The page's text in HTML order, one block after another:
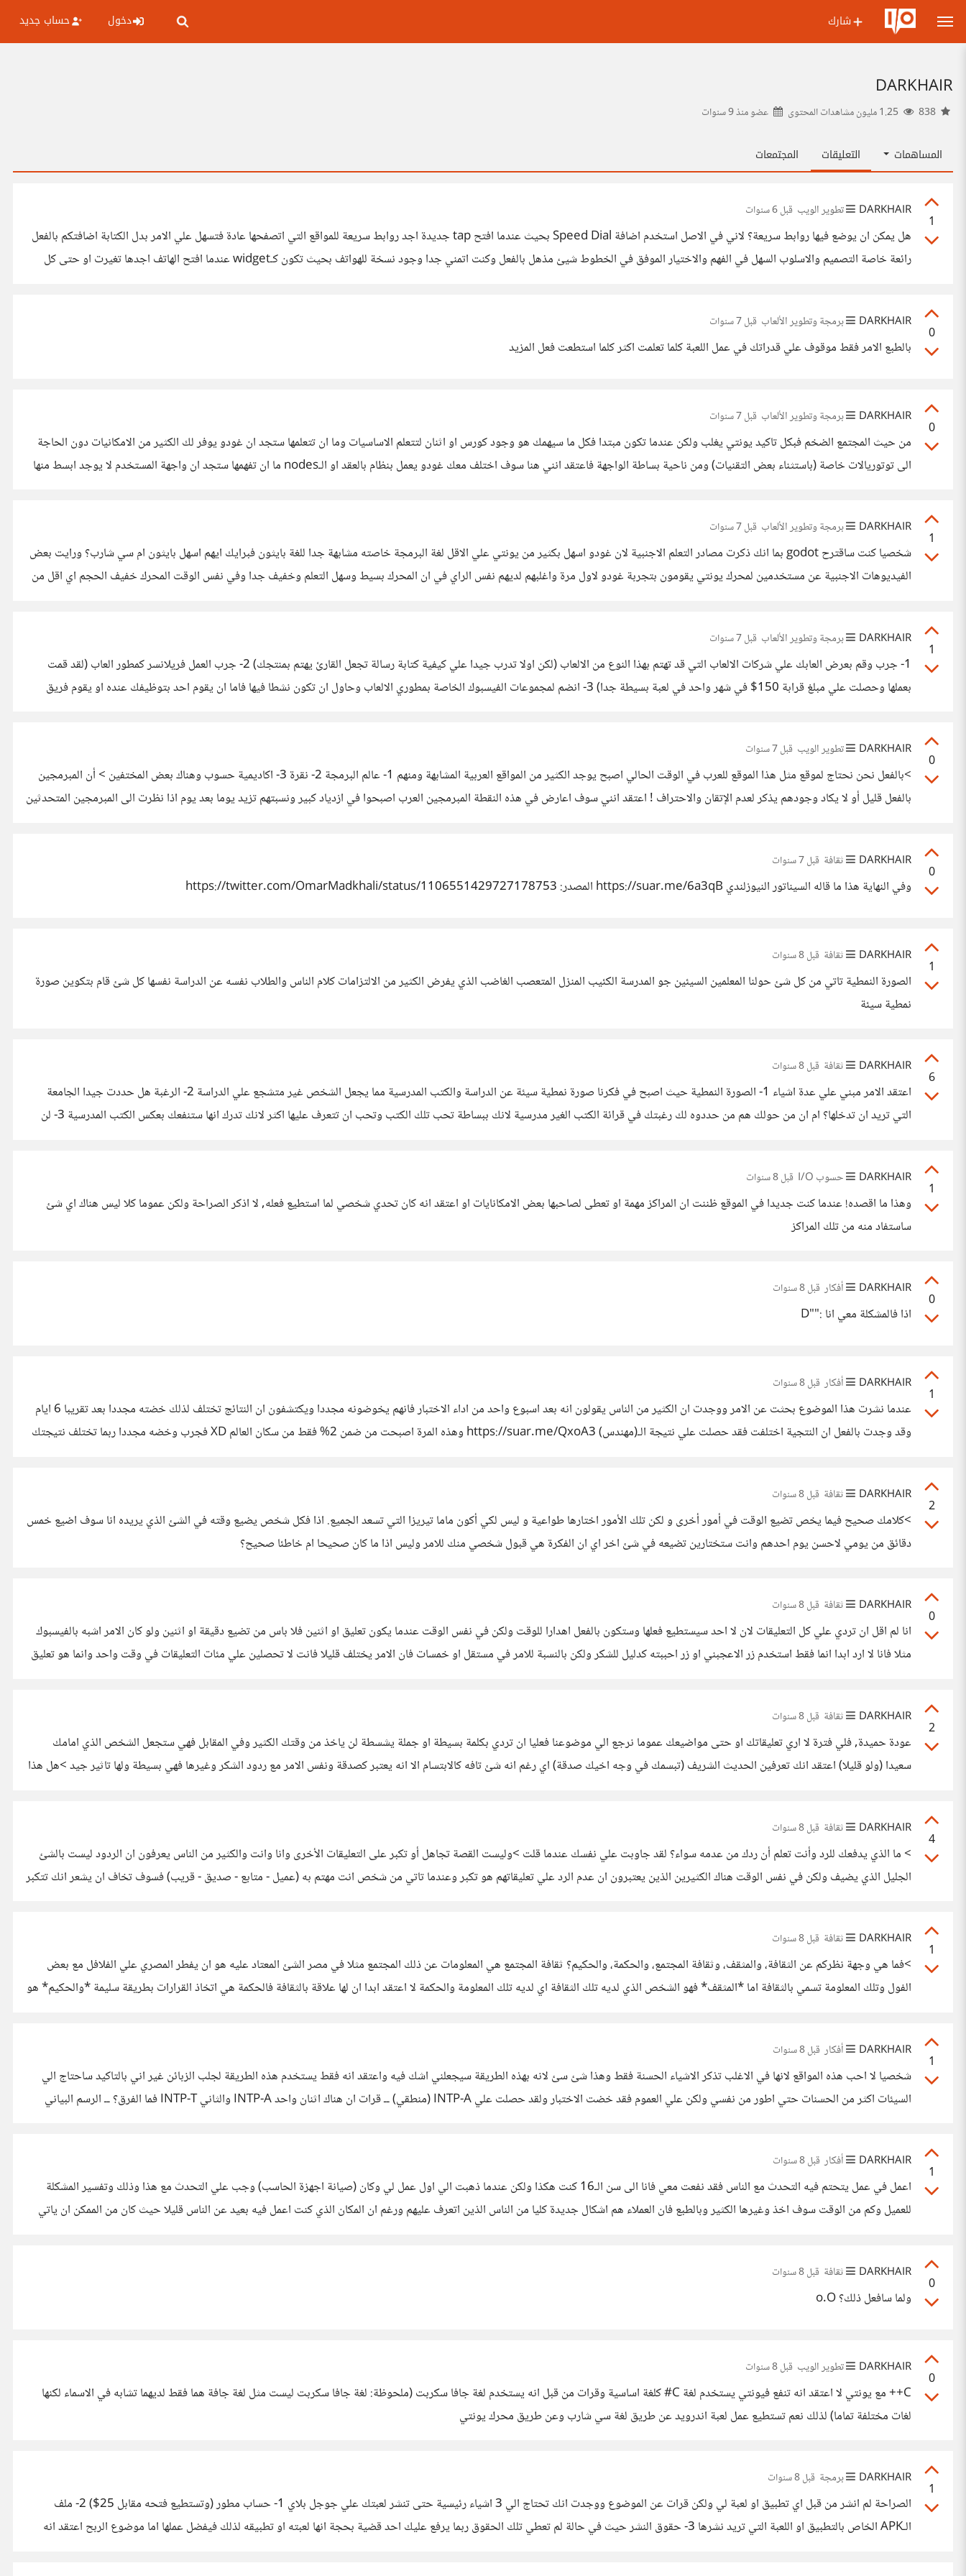
شارك دخول حساب جديد
DARKHAIR
عضو منذ9 سنوات
المساهمات التعليقات المجتمعات
1
DARKHAIR تطوير الويب قبل 6 سنوات
هل يمكن ان يوضع فيها روابط سريعة؟ لاني في الاصل استخدم اضافة Speed Dial بحيث عندما افتح tap جديدة اجد روابط سريعة للمواقع التي اتصفحها عادة فتسهل علي الامر بدل الكتابة اضافتكم بالفعل
رائعة خاصة التصميم والاسلوب السهل في الفهم والاختيار الموفق في الخطوط شيئ مذهل بالفعل وكنت اتمني جدا وجود نسخة للهواتف بحيث تكون كـwidget عندما افتح الهاتف اجدها تغيرت او حتى كل
0
DARKHAIR برمجة وتطوير الألعاب قبل 7 سنوات
بالطبع الامر فقط موقوف علي قدراتك في عمل اللعبة كلما تعلمت اكثر كلما استطعت فعل المزيد
0
DARKHAIR برمجة وتطوير الألعاب قبل 7 سنوات
من حيث المجتمع الضخم فبكل تاكيد يونتي يغلب ولكن عندما تكون مبتدا فكل ما سيهمك هو وجود كورس او اثنان لتتعلم الاساسيات وما ان تتعلمها ستجد ان غودو يوفر لك الكثير من الامكانيات دون الحاجة
الى توتوريالات خاصة (باستثناء بعض التقنيات) ومن ناحية بساطة الواجهة فاعتقد انني هنا سوف اختلف معك غودو يعمل بنظام بالعقد او الـnodes ما ان تفهمها ستجد ان واجهة المستخدم لا يوجد ابسط منها
1
DARKHAIR برمجة وتطوير الألعاب قبل 7 سنوات
شخصيا كنت ساقترح godot بما انك ذكرت مصادر التعلم الاجنبية لان غودو اسهل بكثير من يونتي علي الاقل لغة البرمجة خاصته مشابهة جدا للغة بايثون فبرايك ايهم اسهل بايثون ام سي شارب؟ ورايت بعض
الفيديوهات الاجنبية عن مستخدمين لمحرك يونتي يقومون بتجربة غودو لاول مرة واغلبهم لديهم نفس الراي في ان المحرك بسيط وسهل التعلم وخفيف جدا وفي نفس الوقت المحرك خفيف الحجم اي اقل من
1
DARKHAIR برمجة وتطوير الألعاب قبل 7 سنوات
1- جرب وقم بعرض العابك علي شركات الالعاب التي قد تهتم بهذا النوع من الالعاب (لكن اولا تدرب جيدا علي كيفية كتابة رسالة تجعل القارئ يهتم بمنتجك) 2- جرب العمل فريلانسر كمطور العاب (لقد قمت
بعملها وحصلت علي مبلغ قرابة 150$ في شهر واحد في لعبة بسيطة جدا) 3- انضم لمجموعات الفيسبوك الخاصة بمطوري الالعاب وحاول ان تكون نشطا فيها فاما ان يقوم احد بتوظيفك عنده او يقوم فريق
0
DARKHAIR تطوير الويب قبل 7 سنوات
>بالفعل نحن نحتاج لموقع مثل هذا الموقع للعرب في الوقت الحالي اصبح يوجد الكثير من المواقع العربية المشابهة ومنهم 1- عالم البرمجة 2- نقرة 3- اكاديمية حسوب وهناك بعض المختفين > أن المبرمجين
بالفعل قليل أو لا يكاد وجودهم يذكر لعدم الإتقان والاحتراف ! اعتقد انني سوف اعارض في هذه النقطة المبرمجين العرب اصبحوا في ازدياد كبير ونسبتهم تزيد يوما بعد يوم اذا نظرت الى المبرمجين المتحدثين
0
DARKHAIR ثقافة قبل 7 سنوات
وفي النهاية هذا ما قاله السيناتور النيوزلندي https://suar.me/6a3qB المصدر: https://twitter.com/OmarMadkhali/status/1106551429727178753
1
DARKHAIR ثقافة قبل 8 سنوات
الصورة النمطية تاتي من كل شئ حولنا المعلمين السيئين جو المدرسة الكئيب المنزل المتعصب الغاضب الذي يفرض الكثير من الالتزامات كلام الناس والطلاب نفسه عن الدراسة نفسها كل شئ قام بتكوين صورة
نمطية سيئة
6
DARKHAIR ثقافة قبل 8 سنوات
اعتقد الامر مبني علي عدة اشياء 1- الصورة النمطية حيث اصبح في فكرنا صورة نمطية سيئة عن الدراسة والكتب المدرسية مما يجعل الشخص غير متشجع علي الدراسة 2- الرغبة هل حددت جيدا الجامعة
التي تريد ان تدخلها؟ ام ان من حولك هم من حددوه لك رغبتك في قرائة الكتب الغير مدرسية لانك ببساطة تحب تلك الكتب وتحب ان تتعرف عليها اكثر لانك تدرك انها ستنفعك بعكس الكتب المدرسية 3- لن
1
DARKHAIR حسوب I/O قبل 8 سنوات
وهذا ما اقصده! عندما كنت جديدا في الموقع ظننت ان المراكز مهمة او تعطى لصاحبها بعض الامكانايات او اعتقد انه كان تحدي شخصي لما استطيع فعله, لا اذكر الصراحة ولكن عموما كلا ليس هناك اي شئ
ساستفاد منه من تلك المراكز
0
DARKHAIR أفكار قبل 8 سنوات
اذا فالمشكلة معي انا :""D
1
DARKHAIR أفكار قبل 8 سنوات
عندما نشرت هذا الموضوع بحثت عن الامر ووجدت ان الكثير من الناس يقولون انه بعد اسبوع واحد من اداء الاختبار فانهم يخوضونه مجددا ويكتشفون ان النتائج تختلف لذلك خضته مجددا بعد تقريبا 6 ايام
وقد وجدت بالفعل ان النتجية اختلفت فقد حصلت علي نتيجة الـ(مهندس) https://suar.me/QxoA3 وهذه المرة اصبحت من ضمن 2% فقط من سكان العالم XD فجرب وخضه مجددا ربما تختلف نتيجتك
2
DARKHAIR ثقافة قبل 8 سنوات
>كلامك صحيح فيما يخص تضيع الوقت في أمور أخرى و لكن تلك الأمور اختارها طواعية و ليس لكي أكون ماما تيريزا التي تسعد الجميع. اذا فكل شخص يضيع وقته في الشئ الذي يريده انا سوف اضيع خمس
دقائق من يومي لاحسن يوم احدهم وانت ستختارين تضيعه في شئ اخر اي ان الفكرة هي قبول شخصي منك للامر وليس اذا ما كان صحيحا ام خاطئا صحيح؟
0
DARKHAIR ثقافة قبل 8 سنوات
انا لم اقل ان تردي علي كل التعليقات لان لا احد سيستطيع فعلها وستكون بالفعل اهدارا للوقت ولكن في نفس الوقت عندما يكون تعليق او اثنين فلا باس من تضيع دقيقة او اثنين ولو كان الامر اشبه بالفيسبوك
مثلا فانا لا ارد ابدا انما فقط استخدم زر الاعجبني او زر احببته كدليل للشكر ولكن بالنسبة للامر في مستقل او خمسات فان الامر يختلف قليلا فانت لا تحصلين علي مئات التعليقات في وقت واحد وانما هو تعليق
2
DARKHAIR ثقافة قبل 8 سنوات
عودة حميدة, فلي فترة لا اري تعليقاتك او حتى مواضيعك عموما نرجع الي موضوعنا فعليا ان تردي بكلمة بسيطة او جملة يشسطة لن ياخذ من وقتك الكثير وفي المقابل فهي ستجعل الشخص الذي امامك
سعيدا (ولو قليلا) اعتقد انك تعرفين الحديث الشريف (تبسمك في وجه اخيك صدقة) اي رغم انه شئ تافه كالابتسام الا انه يعتبر كصدقة ونفس الامر مع ردود الشكر وغيرها فهي بسيطة ولها تاثير جيد >هل هذا
4
DARKHAIR ثقافة قبل 8 سنوات
> ما الذي يدفعك للرد وأنت تعلم أن ردك من عدمه سواء؟ لقد جاوبت علي نفسك عندما قلت >وليست القصة تجاهل أو تكبر على التعليقات الأخرى وانا وانت والكثير من الناس يعرفون ان الردود ليست بالشئ
الجليل الذي يضيف ولكن في نفس الوقت هناك الكثيرين الذين يعتبرون ان عدم الرد علي تعليقاتهم هو تكبر وعندما تاتي من شخص انت مهتم به (عميل - متابع - صديق - قريب) فسوف تخاف ان يشعر انك تتكبر
1
DARKHAIR ثقافة قبل 8 سنوات
>فما هي وجهة نظركم عن الثقافة، والمثقف، وثقافة المجتمع، والحكمة، والحكيم؟ ثقافة المجتمع هي المعلومات عن ذلك المجتمع مثلا في مصر الشئ المعتاد عليه هو ان يفطر المصري علي الفلافل مع بعض
الفول وتلك المعلومة تسمي بالثقافة اما *المثقف* فهو الشخص الذي لديه تلك الثقافة اي لديه تلك المعلومة والحكمة لا اعتقد ابدا ان لها علاقة بالثقافة فالحكمة هي اتخاذ القرارات بطريقة سليمة *والحكيم* هو
1
DARKHAIR أفكار قبل 8 سنوات
شخصيا لا احب هذه المواقع لانها في الاغلب تذكر الاشياء الحسنة فقط وهذا شئ سئ لانه بهذه الطريقة سيجعلني اشك فيه واعتقد انه فقط يستخدم هذه الطريقة لجلب الزبائن غير اني بالتاكيد ساحتاج الي
السيئات اكثر من الحسنات حتي اطور من نفسي ولكن علي العموم فقد خضت الاختبار ولقد حصلت علي INTP-A (منطقي) ــ قرات ان هناك اثنان واحد INTP-A والثاني INTP-T فما الفرق؟ ــ الرسم البياني
1
DARKHAIR أفكار قبل 8 سنوات
اعمل في عمل يتحتم فيه التحدث مع الناس فقد نفعت معي فانا الى سن الـ16 كنت هكذا ولكن عندما ذهبت الي اول عمل لي وكان (صيانة اجهزة الحاسب) وجب علي التحدث مع هذا وذلك وتفسير المشكلة
للعميل وكم من الوقت سوف اخذ وغيرها الكثير وبالطبع فان العملاء هم اشكال جديدة كليا من الناس الذين اتعرف عليهم ورغم ان المكان الذي كنت اعمل فيه بعيد عن الناس قليلا حيث كان من الممكن ان ياتي
0
DARKHAIR ثقافة قبل 8 سنوات
ولما سافعل ذلك؟ o.O
0
DARKHAIR تطوير الويب قبل 8 سنوات
C++ مع يونتي لا اعتقد انه تنفع فيونتي يستخدم لغة C# كلغة اساسية وقرات من قبل انه يستخدم لغة جافا سكربت (ملحوظة: لغة جافا سكربت ليست مثل لغة جافة هما فقط لديهما تشابه في الاسماء لكنها
لغات مختلفة تماما) لذلك نعم تستطيع عمل لعبة اندرويد عن طريق لغة سي شارب وعن طريق محرك يونتي
1
DARKHAIR برمجة قبل 8 سنوات
الصراحة لم انشر من قبل اي تطبيق او لعبة لي ولكن قرات عن الموضوع ووجدت انك تحتاج الي 3 اشياء رئيسية حتى تنشر لعبتك علي جوجل بلاي 1- حساب مطور (وتستطيع فتحه مقابل 25$) 2- ملف
الـAPK الخاص بالتطبيق او اللعبة التي تريد نشرها 3- حقوق النشر حيث في حالة لم تعطي تلك الحقوق ربما يرفع عليك احد قضية بحجة انها لعبته او تطبيقه لذلك فيفضل عملها اما موضوع الربح اعتقد انه